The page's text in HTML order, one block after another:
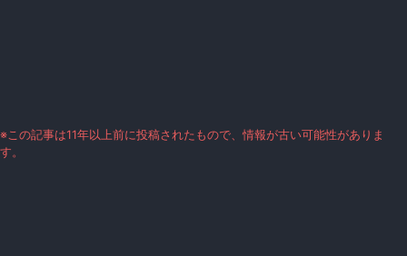
※この記事は11年以上前に投稿されたもので、情報が古い可能性がありま
す。